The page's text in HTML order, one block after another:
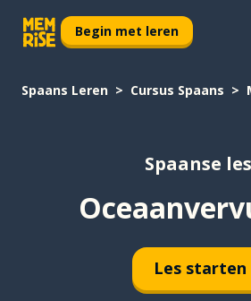
Begin met leren
Spaans Leren Cursus Spaans
Spaanse
Les starten